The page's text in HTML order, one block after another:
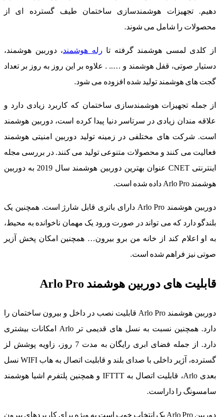
دهیم. تجهیزات هوشمندسازی ساختمان طیف گسترده ای از
محصولات را شامل می شوند.
از کلدی لمسی هوشمند گرفته تا رله هوشمند، دوربین هوشمند،
دستیار صوتی، قفل هوشمند و ….. . علاوه بر این روز به روز بر تعداد
گجت های هوشمند تولید شده افزوده می شود.
از جمله تجهیزات هوشمندسازی ساختمان که کاربرد زیادی دارد و
علاقه مندان زیادی در سرتاسر دنیا پیدا کرده است، دوربین هوشمند
است. شرکت های مختلفی در زمینه تولید دوربین امنیتی هوشمند
فعالیت می کنند و محصولات متنوعی تولید می کنند. در بررسی مجله
اینترنتی CNET عنوان بهترین دوربین هوشمند سال 2019 به دوربین
هوشمند Arlo Pro داده شده است.
دوربین هوشمند Arlo Pro دارای باتری قابل شارژ است. همچنین یک
بلندگو دارد که می تواند در صورت ورود یک مهمان ناخوانده به محیط،
به او اعلام کند از خانه من برو بیرون… همچنین امکان پخش آزیر
صوتی نیز فراهم شده است.
قابلیت های دوربین هوشمند Arlo Pro
دوربین هوشمند Arlo Pro قابلیت نصب در داخل و بیرون ساختمان را
دارد. همچنین نسبت به نسل های قدیمی تر Arlo امکانات بیشتری
دارد. از جمله فضای ابری رایگان به مدت 7 روز، زاویه پوشش لز
گسترده، آژیر داخلی با صدای بلند و قابلیت اتصال به هاب WIFI نسل
بعدی Arlo، قابلیت اتصال به IFTTT و همچنین پلتفرم اشیا هوشمند
سامسونگ را داراست.
دوربین Arlo Pro یک انتخاب خوب است به ویژه برای کاربردهای بیرون